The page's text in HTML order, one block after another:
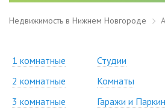
Недвижимость в Нижнем Новгороде
1 комнатные
2 комнатные
3 комнатные
Студии
Комнаты
Гаражи и